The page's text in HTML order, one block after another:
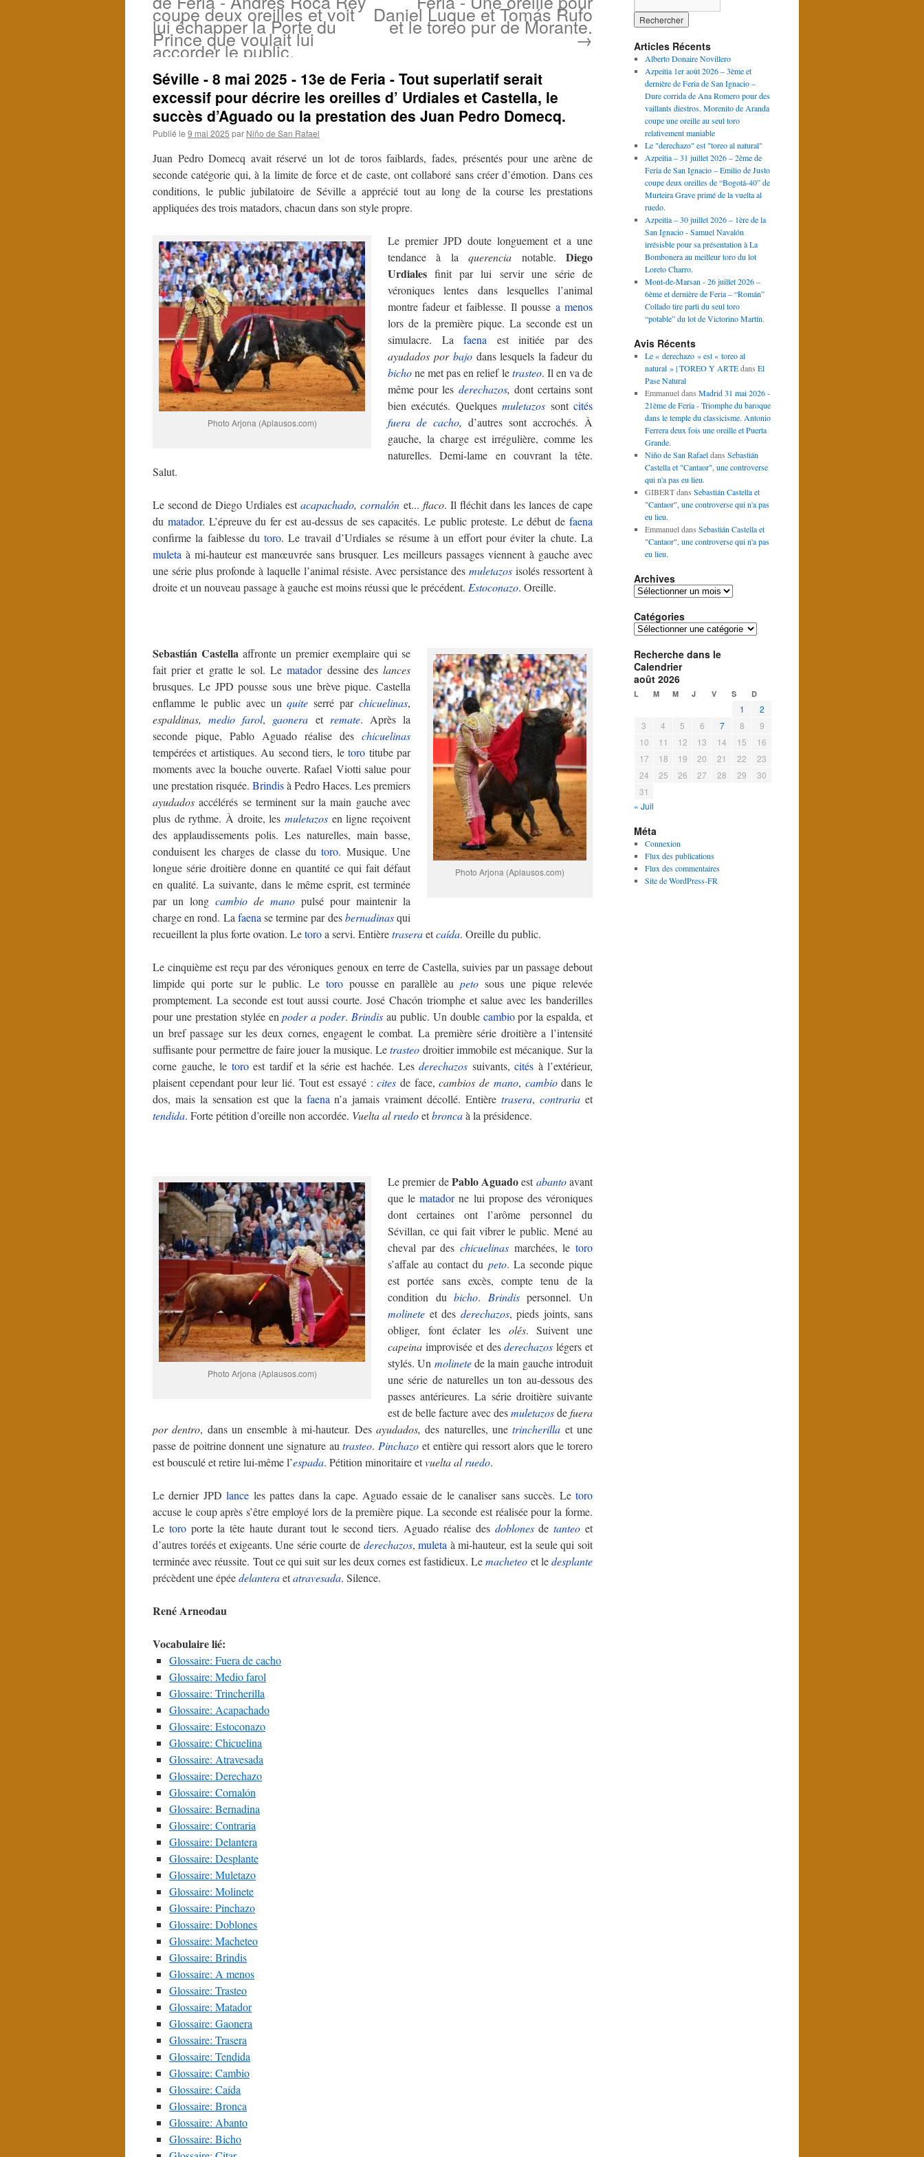
coupe deux oreilles et voit
lui échapper la Porte du
Prince que voulait lui
accorder le public.
Daniel Luque et Tomás Rufo
et le toreo pur de Morante.
→
Séville - 8 mai 2025 - 13e de Feria - Tout superlatif serait
excessif pour décrire les oreilles d’ Urdiales et Castella, le
succès d’Aguado ou la prestation des Juan Pedro Domecq.
Publié le 9 mai 2025 par Niño de San Rafael
Juan Pedro Domecq avait réservé un lot de toros faiblards, fades, présentés pour une arène de
seconde catégorie qui, à la limite de force et de caste, ont collaboré sans créer d’émotion. Dans ces
conditions, le public jubilatoire de Séville a apprécié tout au long de la course les prestations
appliquées des trois matadors, chacun dans son style propre.
Photo Arjona (Aplausos.com)
Le premier JPD doute longuement et a une
tendance à laquerencia notable.Diego
Urdiales finit par lui servir une série de
véroniques lentes dans lesquelles l’animal
montre fadeur et faiblesse. Il pousse a menos
lors de la première pique. La seconde est un
simulacre. La faena est initiée par des
ayudados por bajodans lesquels la fadeur du
bichone met pas en relief letrasteo. Il en va de
même pour les derechazos, dont certains sont
bien exécutés. Quelquesmuletazos sontcités
fuera de cacho, d’autres sont accrochés. À
gauche, la charge est irrégulière, comme les
naturelles. Demi-lame en couvrant la tête.
Salut.
Le second de Diego Urdiales estacapachado, cornalón et... flaco. Il fléchit dans les lances de cape
du matador. L’épreuve du fer est au-dessus de ses capacités. Le public proteste. Le début de faena
confirme la faiblesse dutoro. Le travail d’Urdiales se résume à un effort pour éviter la chute. La
muleta à mi-hauteur est manœuvrée sans brusquer. Les meilleurs passages viennent à gauche avec
une série plus profonde à laquelle l’animal résiste. Avec persistance desmuletazos isolés ressortent à
droite et un nouveau passage à gauche est moins réussi que le précédent. Estoconazo. Oreille.
Photo Arjona (Aplausos.com)
Sebastián Castella affronte un premier exemplaire qui se
fait prier et gratte le sol. Lematadordessine deslances
brusques. Le JPD pousse sous une brève pique. Castella
enflamme le public avec unquite serré par chicuelinas,
espaldinas, medio farol, gaonera et remate. Après la
seconde pique, Pablo Aguado réalise des chicuelinas
tempérées et artistiques. Au second tiers, letoro titube par
moments avec la bouche ouverte. Rafael Viotti salue pour
une prestation risquée. Brindisà Pedro Haces. Les premiers
ayudados accélérés se terminent sur la main gauche avec
plus de rythme. À droite, les muletazos en ligne reçoivent
des applaudissements polis. Les naturelles, main basse,
conduisent les charges de classe dutoro. Musique. Une
longue série droitière donne en quantité ce qui fait défaut
en qualité. La suivante, dans le même esprit, est terminée
par un long cambio de mano pulsé pour maintenir la
charge en rond. La faena se termine par desbernadinasqui
recueillent la plus forte ovation. Letoroa servi. Entièretraseraetcaída. Oreille du public.
Le cinquième est reçu par des véroniques genoux en terre de Castella, suivies par un passage debout
limpide qui porte sur le public. Le toropousse en parallèle aupeto sous une pique relevée
promptement. La seconde est tout aussi courte. José Chacón triomphe et salue avec les banderilles
pour une prestation stylée enpoderapoder. Brindis au public. Un double cambiopor la espalda, et
un bref passage sur les deux cornes, engagent le combat. La première série droitière a l’intensité
suffisante pour permettre de faire jouer la musique. Letrasteo droitier immobile est mécanique. Sur la
corne gauche, le toroest tardif et la série est hachée. Les derechazos suivants, cités à l’extérieur,
plaisent cependant pour leur lié. Tout est essayé :cites de face,cambios de mano, cambiodans le
dos, mais la sensation est que la faena n’a jamais vraiment décollé. Entièretrasera,contraria et
tendida. Forte pétition d’oreille non accordée. Vuelta alruedoetbroncaà la présidence.
Photo Arjona (Aplausos.com)
Le premier dePablo Aguadoestabantoavant
que lematadorne lui propose des véroniques
dont certaines ont l’arôme personnel du
Sévillan, ce qui fait vibrer le public. Mené au
cheval par des chicuelinas marchées, le toro
s’affale au contact du peto. La seconde pique
est portée sans excès, compte tenu de la
condition dubicho. Brindispersonnel. Un
molinete et des derechazos, pieds joints, sans
obliger, font éclater les olés. Suivent une
capeina improvisée et desderechazos légers et
stylés. Un molinetede la main gauche introduit
une série de naturelles un ton au-dessous des
passes antérieures. La série droitière suivante
est de belle facture avec desmuletazosdefuera
por dentro, dans un ensemble à mi-hauteur. Des ayudados, des naturelles, unetrincherilla et une
passe de poitrine donnent une signature autrasteo. Pinchazo et entière qui ressort alors que le torero
est bousculé et retire lui-même l’espada. Pétition minoritaire etvuelta alruedo.
Le dernier JPDlance les pattes dans la cape. Aguado essaie de le canaliser sans succès. Letoro
accuse le coup après s’être employé lors de la première pique. La seconde est réalisée pour la forme.
Le toroporte la tête haute durant tout le second tiers. Aguado réalise des doblonesdetanteo et
d’autres toréés et exigeants. Une série courte de derechazos,muleta à mi-hauteur, est la seule qui soit
terminée avec réussite. Tout ce qui suit sur les deux cornes est fastidieux. Lemacheteo et ledesplante
précèdent une épéedelanteraetatravesada. Silence.
René Arneodau
Vocabulaire lié:
Glossaire: Fuera de cacho
Glossaire: Medio farol
Glossaire: Trincherilla
Glossaire: Acapachado
Glossaire: Estoconazo
Glossaire: Chicuelina
Glossaire: Atravesada
Glossaire: Derechazo
Glossaire: Cornalón
Glossaire: Bernadina
Glossaire: Contraria
Glossaire: Delantera
Glossaire: Desplante
Glossaire: Muletazo
Glossaire: Molinete
Glossaire: Pinchazo
Glossaire: Doblones
Glossaire: Macheteo
Glossaire: Brindis
Glossaire: A menos
Glossaire: Trasteo
Glossaire: Matador
Glossaire: Gaonera
Glossaire: Trasera
Glossaire: Tendida
Glossaire: Cambio
Glossaire: Caída
Glossaire: Bronca
Glossaire: Abanto
Glossaire: Bicho
Articles Récents
Alberto Donaire Novillero
Azpeitia 1er août 2026 – 3ème et
dernière de Feria de San Ignacio –
Dure corrida de Ana Romero pour des
vaillants diestros. Morenito de Aranda
coupe une oreille au seul toro
relativement maniable
Le "derechazo" est "toreo al natural"
Azpeitia – 31 juillet 2026 – 2ème de
Feria de San Ignacio – Emilio de Justo
coupe deux oreilles de “Bogotá-40” de
Murteira Grave primé de la vuelta al
ruedo.
Azpeitia – 30 juillet 2026 – 1ère de la
San Ignacio - Samuel Navalón
irrésisble pour sa présentation à La
Bombonera au meilleur toro du lot
Loreto Charro.
Mont-de-Marsan - 26 juillet 2026 –
6ème et dernière de Feria – “Román”
Collado tire parti du seul toro
“potable” du lot de Victorino Martín.
Avis Récents
Le « derechazo » est « toreo al
natural » | TOREO Y ARTEdans El
Pase Natural
Emmanueldans Madrid 31 mai 2026 -
21ème de Feria - Triomphe du baroque
dans le temple du classicisme. Antonio
Ferrera deux fois une oreille et Puerta
Grande.
Niño de San Rafaeldans Sebastián
Castella et "Cantaor", une controverse
qui n'a pas eu lieu.
GIBERTdans Sebastián Castella et
"Cantaor", une controverse qui n'a pas
eu lieu.
Emmanueldans Sebastián Castella et
"Cantaor", une controverse qui n'a pas
eu lieu.
Archives
Archives
Catégories
Catégories
Recherche dans le
Calendrier
août 2026
L M M J V S D
1
2
3
4 5 6 7 8
9
10
11 12 13 14 15
16
17
18 19 20 21 22
23
24
25 26 27 28 29
30
31
« Juil
Méta
Connexion
Flux des publications
Flux des commentaires
Site de WordPress-FR